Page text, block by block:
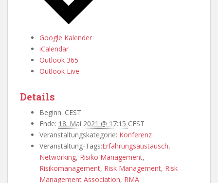
Google Kalender
iCalendar
Outlook 365
Outlook Live
Details
Beginn: CEST
Ende: 18. Mai 2021 @ 17:15 CEST
Veranstaltungskategorie: Konferenz
Veranstaltung-Tags:Erfahrungsaustausch,
Networking, Risiko Management,
Risikomanagement, Risk Management, Risk
Management Association, RMA